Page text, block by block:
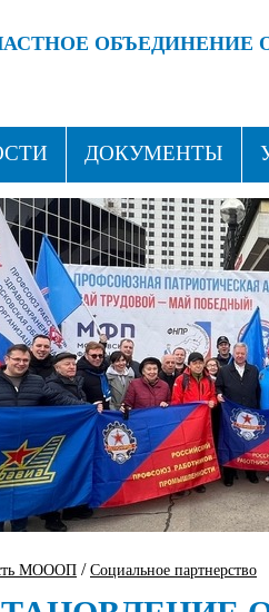
ОБЪЕДИНЕНИЕ
ДОКУМЕНТЫ
МОООП / Социальное партнерство